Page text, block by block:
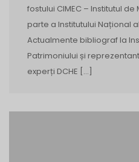
fostului CIMEC – Institutul
parte a Institutului Național
Actualmente bibliograf la
Patrimoniului și
experți DCHE […]